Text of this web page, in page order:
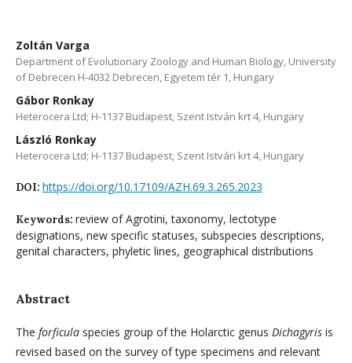
Zoltán Varga
Department of Evolutionary Zoology and Human Biology, University
of Debrecen H-4032 Debrecen, Egyetem tér 1, Hungary
Gábor Ronkay
Heterocera Ltd; H-1137 Budapest, Szent István krt 4, Hungary
László Ronkay
Heterocera Ltd; H-1137 Budapest, Szent István krt 4, Hungary
DOI: https://doi.org/10.17109/AZH.69.3.265.2023
Keywords: review of Agrotini, taxonomy, lectotype
designations, new specific statuses, subspecies descriptions,
genital characters, phyletic lines, geographical distributions
Abstract
The forficula species group of the Holarctic genus Dichagyris is
revised based on the survey of type specimens and relevant